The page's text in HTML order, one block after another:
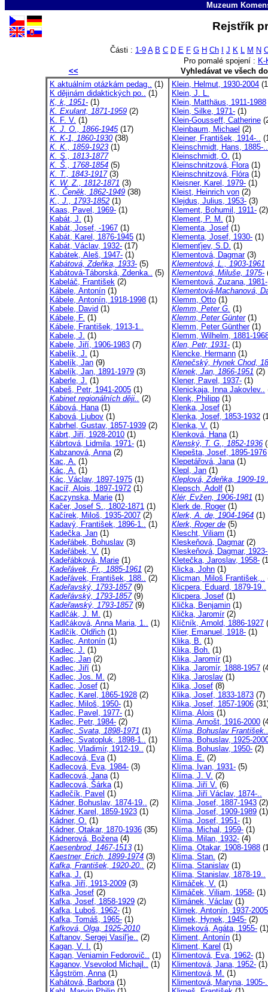
Muzeum
Rejstřík
Části : 1-9 A B C D E F G H Ch J K L M N
Pro pomalé spojení : K-
<<
Vyhledávat ve všech
K aktuálním otázkám pedag.. (1)
K dějinám didaktických po.. (1)
K, k, 1951- (1)
K. Exulant, 1871-1959 (2)
K. F. V. (1)
K. J. O., 1866-1945(17)
K. K-1, 1860-1930(38)
K. K., 1859-1923 (1)
K. S., 1813-1877
K. Š., 1768-1854 (5)
K. T., 1843-1917(3)
K. W. Z., 1812-1871 (3)
K., Čeněk, 1862-1949 (38)
K., J., 1793-1852 (1)
Kaas, Pavel, 1969- (1)
Kabát, J. (1)
Kabát, Josef, -1967 (1)
Kabát, Karel, 1876-1945 (1)
Kabát, Václav, 1932- (17)
Kabátek, Aleš, 1947- (1)
Kabátová, Zdeňka, 1933- (5)
Kabátová-Táborská, Zdenka.. (5)
Kabeláč, František (2)
Kábele, Antonín (1)
Kábele, Antonín, 1918-1998 (1)
Kabele, David (1)
Kábele, F. (1)
Kábele, František, 1913-1..
Kabele, J. (1)
Kabele, Jiří, 1906-1983 (7)
Kabelík, J. (1)
Kabelík, Jan (9)
Kabelík, Jan, 1891-1979 (3)
Kaberle, J. (1)
Kabeš, Petr, 1941-2005 (1)
Kabinet regionálních ději.. (2)
Kábová, Hana(1)
Kabová, Ljubov (1)
Kabrhel, Gustav, 1857-1939 (2)
Kábrt, Jiří, 1928-2010 (1)
Kábrtová, Lidmila, 1971- (1)
Kabzanová, Anna(2)
Kac, A. (1)
Kác, A. (1)
Kác, Václav, 1897-1975 (1)
Kacíř, Alois, 1897-1972 (1)
Kaczynska, Marie (1)
Kačer, Josef S., 1802-1871 (1)
Kačírek, Miloš, 1935-2007 (2)
Kadavý, František, 1896-1.. (1)
Kadečka, Jan (1)
Kadeřábek, Bohuslav (3)
Kadeřábek, V. (1)
Kadeřábková, Marie (1)
Kadeřávek, Fr., 1885-1961 (2)
Kadeřávek, František, 188.. (2)
Kadeřavský, 1793-1857(9)
Kadeřávský, 1793-1857(9)
Kadeřawský, 1793-1857(9)
Kadlčák, J. M. (1)
Kadlčáková, Anna Maria, 1.. (1)
Kadlčík, Oldřich (1)
Kadlec, Antonín (1)
Kadlec, J. (1)
Kadlec, Jan (2)
Kadlec, Jiří (1)
Kadlec, Jos. M. (2)
Kadlec, Josef (1)
Kadlec, Karel, 1865-1928 (2)
Kadlec, Miloš, 1950- (1)
Kadlec, Pavel, 1977- (1)
Kadlec, Petr, 1984- (2)
Kadlec, Svata, 1898-1971 (1)
Kadlec, Svatopluk, 1898-1.. (1)
Kadlec, Vladimír, 1912-19.. (1)
Kadlecová, Eva(1)
Kadlecová, Eva, 1984- (3)
Kadlecová, Jana(1)
Kadlecová, Šárka(1)
Kadlečík, Pavel (1)
Kádner, Bohuslav, 1874-19.. (2)
Kádner, Karel, 1859-1923 (1)
Kádner, O. (1)
Kádner, Otakar, 1870-1936 (35)
Kádnerová, Božena(4)
Kaesenbrod, 1467-1513 (1)
Kaestner, Erich, 1899-1974 (3)
Kafka, František, 1920-20.. (2)
Kafka, J. (1)
Kafka, Jiří, 1913-2009 (3)
Kafka, Josef (2)
Kafka, Josef, 1858-1929 (2)
Kafka, Luboš, 1962- (1)
Kafka, Tomáš, 1965- (1)
Kafková, Olga, 1925-2010
Kaftanov, Sergej Vasil'je.. (2)
Kagan, V. I. (1)
Kagan, Veniamin Fedorovič.. (1)
Kaganov, Vsevolod Michajl.. (1)
Kågström, Anna(1)
Kahátová, Barbora(1)
Klein, Helmut, 1930-2004
Klein, J. L.
Klein, Matthäus, 1911-1988
Klein, Silke, 1971- (1)
Klein-Gousseff, Catherine
Kleinbaum, Michael (2)
Kleiner, František, 1914-..
Kleinschmidt, Hans, 1885-..
Kleinschmidt, O. (1)
Kleinschnitzová, Flora(1)
Kleinschnitzová, Flóra(1)
Kleisner, Karel, 1979- (1)
Kleist, Heinrich von (2)
Klejdus, Julius, 1953- (3)
Klement, Bohumil, 1911- (2)
Klement, P. M. (1)
Klementa, Josef (1)
Klementa, Josef, 1930- (1)
Klemenťjev, S.D. (1)
Klementová, Dagmar(3)
Klementová, L., 1903-1961
Klementová, Miluše, 1975-
Klementová, Zuzana, 1981-
Klementová-Machanová,
Klemm, Otto (1)
Klemm, Peter G. (1)
Klemm, Peter Günter(1)
Klemm, Peter Günther(1)
Klemm, Wilhelm, 1881-
Klen, Petr, 1931- (1)
Klencke, Hermann (1)
Klenečský, Hynek Chod,
Klenek, Jan, 1866-1951 (2)
Klener, Pavel, 1937- (1)
Klenickaja, Inna Jakovlev..
Klenk, Philipp (1)
Klenka, Josef (1)
Klenka, Josef, 1853-1932
Klenka, V. (1)
Klenková, Hana(1)
Klenský, T. G., 1852-1936
Klepešta, Josef, 1895-1976
Klepetářová, Jana(1)
Klepl, Jan (1)
Kleplová, Zdeňka, 1909-
Klepsch, Adolf (1)
Klér, Evžen, 1906-1981 (1)
Klerk de, Roger(1)
Klerk, A. de, 1904-1964 (1)
Klerk, Roger de (5)
Klescht, Viliam (1)
Kleskeňová, Dagmar(2)
Kleskeňová, Dagmar,
Kletečka, Jaroslav, 1958-
Klicka, John (1)
Klicman, Miloš František,..
Klicpera, Eduard, 1879-19..
Klicpera, Josef (1)
Klička, Benjamin (1)
Klička, Jaromír(2)
Klíčník, Arnold, 1886-1927
Klier, Emanuel, 1918- (1)
Klika, B. (1)
Klika, Boh. (1)
Klika, Jaromír(1)
Klika, Jaromír, 1888-1957
Klika, Jaroslav (1)
Klika, Josef (8)
Klika, Josef, 1833-1873 (7)
Klika, Josef, 1857-1906
Klíma, Alois (1)
Klíma, Arnošt, 1916-2000
Klíma, Bohuslav František..
Klíma, Bohuslav, 1925-
Klíma, Bohuslav, 1950- (2)
Klíma, E. (2)
Klíma, Ivan, 1931- (5)
Klíma, J. V. (2)
Klíma, Jiří V. (6)
Klíma, Jiří Václav, 1874-..
Klíma, Josef, 1887-1943 (2)
Klíma, Josef, 1909-1989 (1)
Klíma, Josef, 1951- (1)
Klíma, Michal, 1959- (1)
Klíma, Milan, 1932- (4)
Klíma, Otakar, 1908-1988
Klíma, Stan. (2)
Klíma, Stanislav (1)
Klíma, Stanislav, 1878-19..
Klimáček, V. (1)
Klimáček, Viliam, 1958- (1)
Klimánek, Václav (1)
Klimek, Antonín, 1937-2005
Klimek, Hynek, 1945- (2)
Klimeková, Agáta, 1955- (1)
Kliment, Antonín (1)
Kliment, Karel (1)
Klimentová, Eva, 1962- (1)
Klimentová, Jana, 1952- (1)
Klimentová, M. (1)
Klimentová, Maryna, 1905-